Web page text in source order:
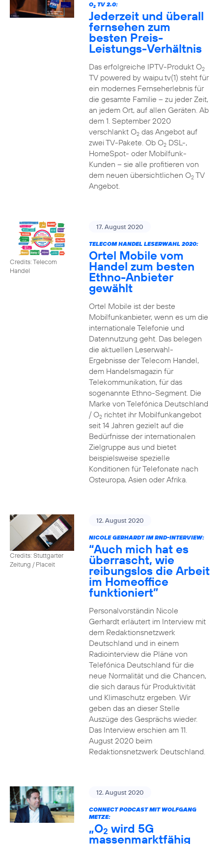
O2TV 2.0:
Jederzeit und überall
fernsehen zum
besten Preis-
Leistungs-Verhältnis
Das erfolgreiche IPTV-Produkt O2
TV powered by waipu.tv(1) steht für
ein modernes Fernseherlebnis für
die gesamte Familie – zu jeder Zeit,
an jedem Ort, auf allen Geräten. Ab
dem 1. September 2020
verschlankt O2das Angebot auf
zwei TV-Pakete. Ob O2DSL-,
HomeSpot- oder Mobilfunk-
Kunden – sie alle profitieren von
dem neuen übersichtlichen O2TV
Angebot.
Credits: Telecom
Handel
17. August 2020
TELECOM HANDEL LESERWAHL 2020:
Ortel Mobile vom
Handel zum besten
Ethno-Anbieter
gewählt
Ortel Mobile ist der beste
Mobilfunkanbieter, wenn es um die
internationale Telefonie und
Datennutzung geht. Das belegen
die aktuellen Leserwahl-
Ergebnisse der Telecom Handel,
dem Handelsmagazin für
Telekommunikation, für das
sogenannte Ethno-Segment. Die
Marke von Telefónica Deutschland
/ O2richtet ihr Mobilfunkangebot
seit 14 Jahren gezielt auf die
Bedürfnisse der internationalen
Zielgruppe aus und bietet
beispielsweise spezielle
Konditionen für Telefonate nach
Osteuropa, Asien oder Afrika.
Credits: Stuttgarter
Zeitung / Placeit
12. August 2020
NICOLE GERHARDT IM RND-INTERVIEW:
“Auch mich hat es
überrascht, wie
reibungslos die Arbeit
im Homeoffice
funktioniert”
Personalvorständin Nicole
Gerhardt erläutert im Interview mit
dem Redaktionsnetzwerk
Deutschland und in einem
Radiointerview die Pläne von
Telefónica Deutschland für die
neue Normalität und die Chancen,
die sich daraus für Produktivität
und Klimaschutz ergeben. Wir
geben das an dieser Stelle
Auszüge des Gesprächs wieder.
Das Interview erschien am 11.
August 2020 beim
Redaktionsnetzwerk Deutschland.
12. August 2020
CONNECT PODCAST MIT WOLFGANG
METZE:
„O2 wird 5G
massenmarktfähig